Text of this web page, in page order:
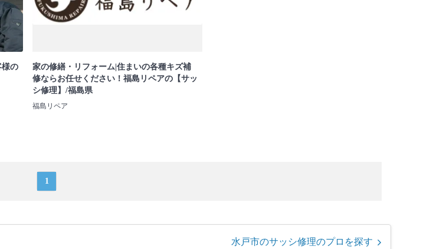
様の
家の修繕・リフォーム|住まいの各種キズ補
修ならお任せください！福島リペアの【サッ
シ修理】/福島県
福島リペア
1
水戸市のサッシ修理のプロを探す